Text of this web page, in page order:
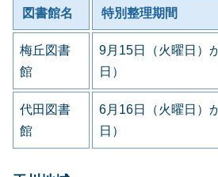
図書館名 特別整理期間
梅丘図書
館
9月15日（火曜日）
日）
代田図書
館
6月16日（火曜日）
日）